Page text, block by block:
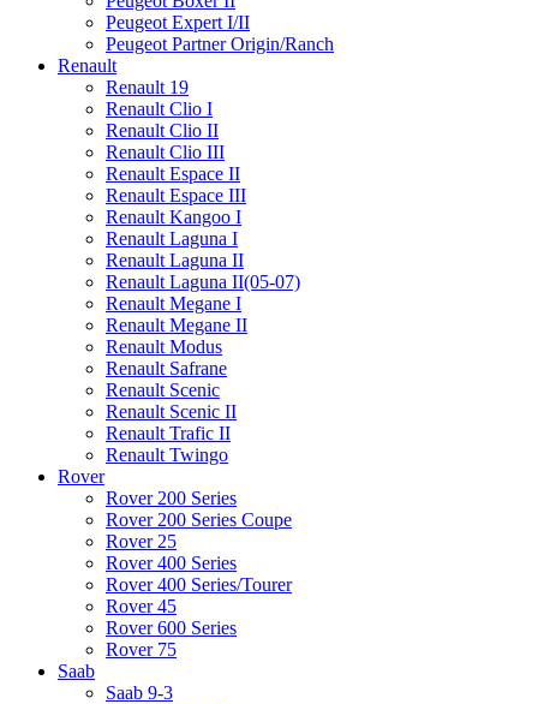
Peugeot Expert I/II
Peugeot Partner Origin/Ranch
Renault
Renault 19
Renault Clio I
Renault Clio II
Renault Clio III
Renault Espace II
Renault Espace III
Renault Kangoo I
Renault Laguna I
Renault Laguna II
Renault Laguna II(05-07)
Renault Megane I
Renault Megane II
Renault Modus
Renault Safrane
Renault Scenic
Renault Scenic II
Renault Trafic II
Renault Twingo
Rover
Rover 200 Series
Rover 200 Series Coupe
Rover 25
Rover 400 Series
Rover 400 Series/Tourer
Rover 45
Rover 600 Series
Rover 75
Saab
Saab 9-3